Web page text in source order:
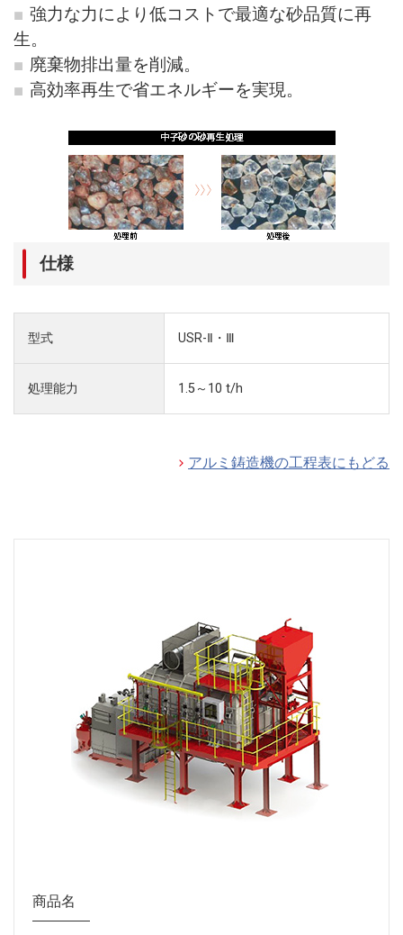
強力な力により低コストで最適な砂品質に再
生。
廃棄物排出量を削減。
高効率再生で省エネルギーを実現。
仕様
型式 USR-Ⅱ・Ⅲ
処理能力 1.5～10 t/h
アルミ鋳造機の工程表にもどる
商品名